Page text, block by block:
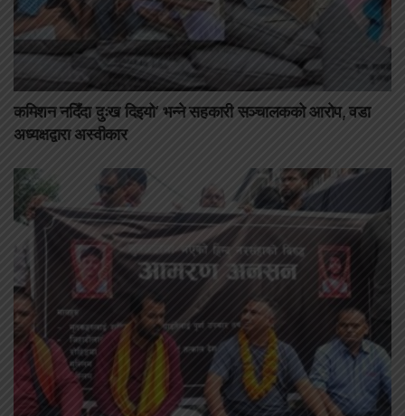
कमिशन नदिँदा दुःख दिइयो’ भन्ने सहकारी सञ्चालकको आरोप, वडा
अध्यक्षद्वारा अस्वीकार